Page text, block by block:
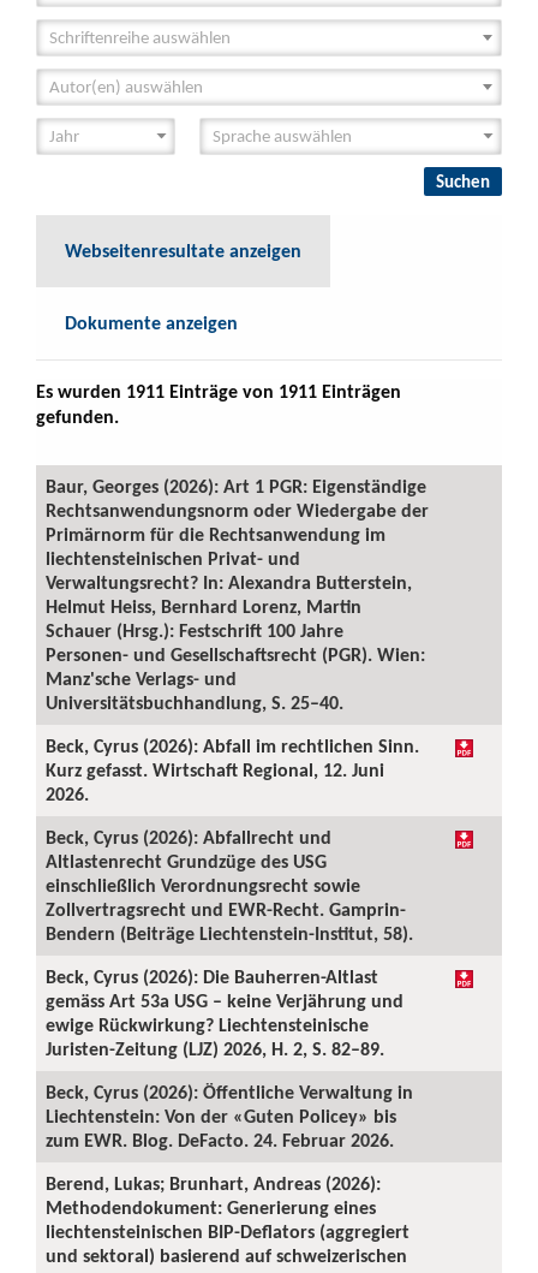
Schriftenreihe auswählen
Autor(en) auswählen
Webseitenresultate anzeigen
Dokumente anzeigen
Es wurden 1911 Einträge von 1911 Einträgen
gefunden.
Baur, Georges (2026): Art 1 PGR: Eigenständige
Rechtsanwendungsnorm oder Wiedergabe der
Primärnorm für die Rechtsanwendung im
liechtensteinischen Privat- und
Verwaltungsrecht? In: Alexandra Butterstein,
Helmut Heiss, Bernhard Lorenz, Martin
Schauer (Hrsg.): Festschrift 100 Jahre
Personen- und Gesellschaftsrecht (PGR). Wien:
Manz'sche Verlags- und
Universitätsbuchhandlung, S. 25–40.
Beck, Cyrus (2026): Abfall im rechtlichen Sinn.
Kurz gefasst. Wirtschaft Regional, 12. Juni
2026.
Beck, Cyrus (2026): Abfallrecht und
Altlastenrecht Grundzüge des USG
einschließlich Verordnungsrecht sowie
Zollvertragsrecht und EWR-Recht. Gamprin-
Bendern (Beiträge Liechtenstein-Institut, 58).
Beck, Cyrus (2026): Die Bauherren-Altlast
gemäss Art 53a USG – keine Verjährung und
ewige Rückwirkung? Liechtensteinische
Juristen-Zeitung (LJZ) 2026, H. 2, S. 82–89.
Beck, Cyrus (2026): Öffentliche Verwaltung in
Liechtenstein: Von der «Guten Policey» bis
zum EWR. Blog. DeFacto. 24. Februar 2026.
Berend, Lukas; Brunhart, Andreas (2026):
Methodendokument: Generierung eines
liechtensteinischen BIP-Deflators (aggregiert
und sektoral) basierend auf schweizerischen